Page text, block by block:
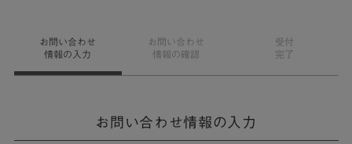
お問い合わせ
情報の入力
お問い合わせ
情報の確認
受付
完了
お問い合わせ情報の入力